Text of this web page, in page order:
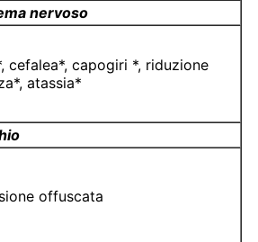
nervoso
cefalea*, capogiri *, riduzione
atassia*
offuscata